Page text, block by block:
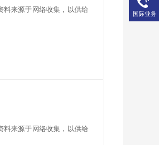
来源于网络收集，以供给
来源于网络收集，以供给
国际业务